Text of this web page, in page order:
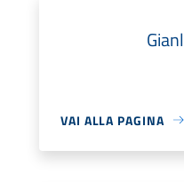
VAI ALLA PAGINA